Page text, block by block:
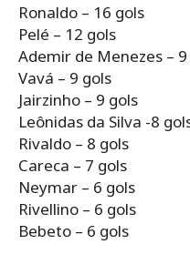
Ronaldo – 16 gols
Pelé – 12 gols
Ademir de Menezes –
Vavá – 9 gols
Jairzinho – 9 gols
Leônidas da Silva -8
Rivaldo – 8 gols
Careca – 7 gols
Neymar – 6 gols
Rivellino – 6 gols
Bebeto – 6 gols